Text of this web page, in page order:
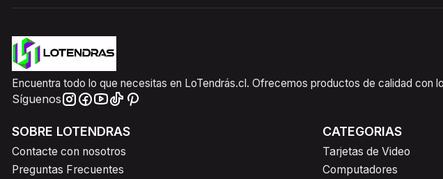
Encuentra todo lo que necesitas en LoTendrás.cl. Ofrecemos productos de calidad con
Síguenos
SOBRE LOTENDRAS
Contacte con nosotros
Preguntas Frecuentes
CATEGORIAS
Tarjetas de Video
Computadores